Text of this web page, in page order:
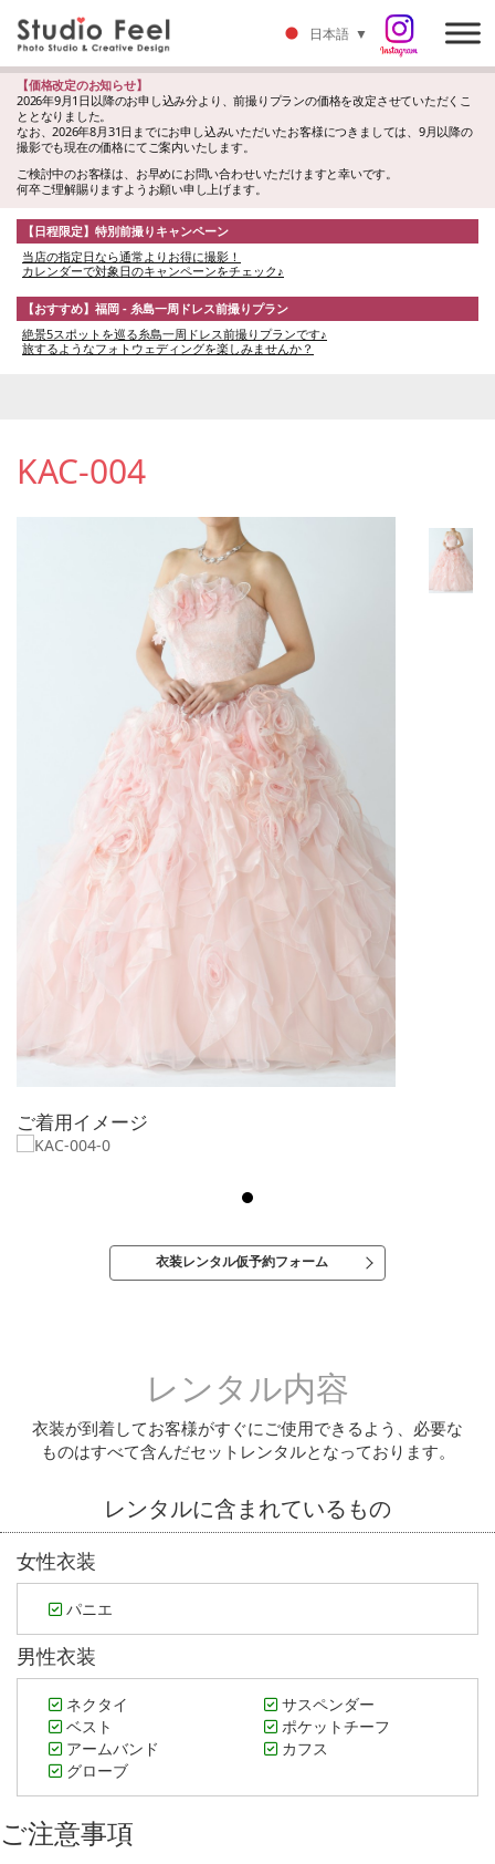
【価格改定のお知らせ】
2026年9月1日以降のお申し込み分より、前撮りプランの価格を改定させていただくこ
ととなりました。
なお、2026年8月31日までにお申し込みいただいたお客様につきましては、9月以降の
撮影でも現在の価格にてご案内いたします。
ご検討中のお客様は、お早めにお問い合わせいただけますと幸いです。
何卒ご理解賜りますようお願い申し上げます。
【日程限定】特別前撮りキャンペーン
当店の指定日なら通常よりお得に撮影！
カレンダーで対象日のキャンペーンをチェック♪
【おすすめ】福岡 - 糸島一周ドレス前撮りプラン
絶景5スポットを巡る糸島一周ドレス前撮りプランです♪
旅するようなフォトウェディングを楽しみませんか？
KAC-004
ご着用イメージ
衣装レンタル仮予約フォーム
レンタル内容
衣装が到着してお客様がすぐにご使用できるよう、必要な
ものはすべて含んだセットレンタルとなっております。
レンタルに含まれているもの
女性衣装
パニエ
男性衣装
ネクタイ
サスペンダー
ベスト
ポケットチーフ
アームバンド
カフス
グローブ
ご注意事項
日本語 ▼